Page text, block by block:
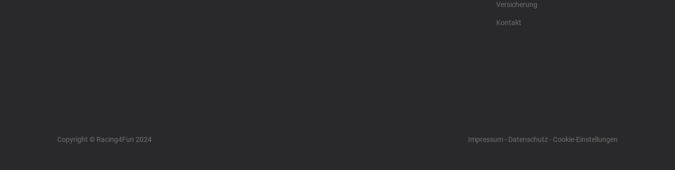
Versicherung
Kontakt
Copyright © Racing4Fun 2024 Impressum - Datenschutz- Cookie-Einstellungen